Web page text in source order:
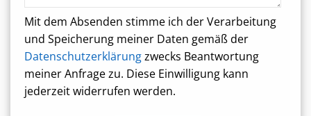
Mit dem Absenden stimme ich der Verarbeitung
und Speicherung meiner Daten gemäß der
Datenschutzerklärungzwecks Beantwortung
meiner Anfrage zu. Diese Einwilligung kann
jederzeit widerrufen werden.